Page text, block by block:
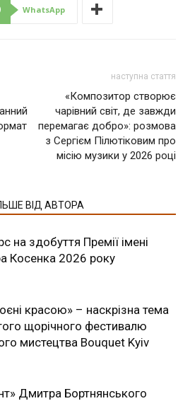
WhatsApp
наступна стаття
«Композитор створює
чарівний світ, де завжди
перемагає добро»: розмова
з Сергієм Пілютіковим про
місію музики у 2026 році
ВІД АВТОРА
на здобуття Премії імені
Косенка 2026 року
красою» – наскрізна тема
щорічного фестивалю
мистецтва Bouquet Kyiv
Дмитра Бортнянського